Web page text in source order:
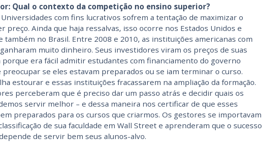
Qual o contexto da competição no ensino superior?
com fins lucrativos sofrem a tentação de maximizar o
preço. Ainda que haja ressalvas, isso ocorre nos Estados Unidos e
também no Brasil. Entre 2008 e 2010, as instituições americanas com
muito dinheiro. Seus investidores viram os preços de suas
porque era fácil admitir estudantes com financiamento do governo
preo­cupar se eles estavam preparados ou se iam terminar o curso.
estourar e essas instituições fracassarem na ampliação da formação.
perceberam que é preciso dar um passo atrás e decidir quais os
servir melhor – e dessa maneira nos certificar de que esses
preparados para os cursos que criarmos. Os gestores se importavam
de sua faculdade em Wall Street e aprenderam que o sucesso
de servir bem seus alunos-alvo.